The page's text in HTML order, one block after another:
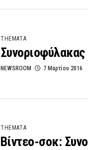
THEMATA
NEWSROOM 7 Μαρτίου 2016
THEMATA
Βίντεο-σοκ: